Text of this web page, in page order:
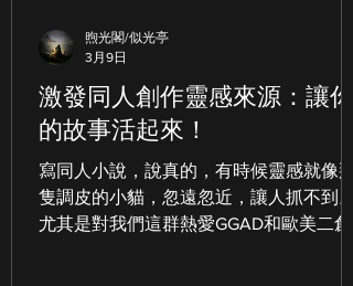
激發同人創作靈感來源：讓你
的故事活起來！
寫同人小說，說真的，有時候靈感就像那
隻調皮的小貓，忽遠忽近，讓人抓不到。
尤其是對我們這群熱愛GGAD和歐美二創
煦光閣/似光亭
3月9日